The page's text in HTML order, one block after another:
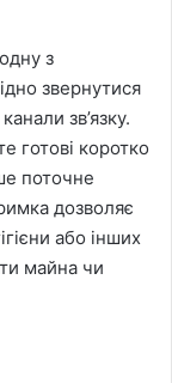
з
звернутися
зв’язку.
готові коротко
поточне
дозволяє
або інших
майна чи